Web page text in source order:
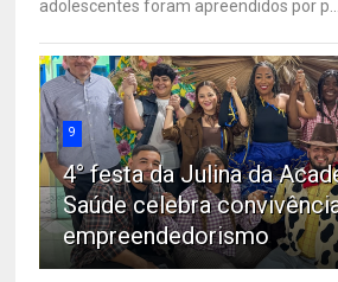
adolescentes foram apreendidos por p...
9
4° festa da Julina da
Saúde celebra
empreendedorismo